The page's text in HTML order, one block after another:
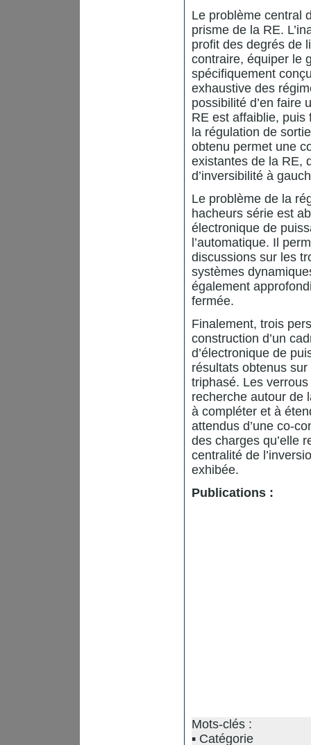
Le problème central
prisme de la RE.
profit des degrés de
contraire, équiper le
spécifiquement
exhaustive des
possibilité d’en faire
RE est affaiblie, puis
la régulation de
obtenu permet une
existantes de la RE,
d’inversibilité à
Le problème de la
hacheurs série est
électronique de
l’automatique. Il
discussions sur les
systèmes
également
fermée.
Finalement, trois
construction d’un
d’électronique de
résultats obtenus
triphasé. Les
recherche autour de
à compléter et à
attendus d’une co-
des charges qu’elle
centralité de
exhibée.
Publications :
Mots-clés :
Catégorie